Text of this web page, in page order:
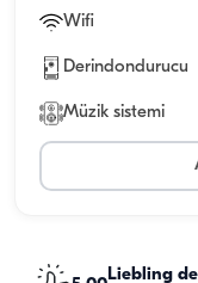
Wifi
Derindondurucu
Müzik sistemi
Liebling